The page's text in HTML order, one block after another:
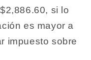
si lo
es mayor a
impuesto sobre